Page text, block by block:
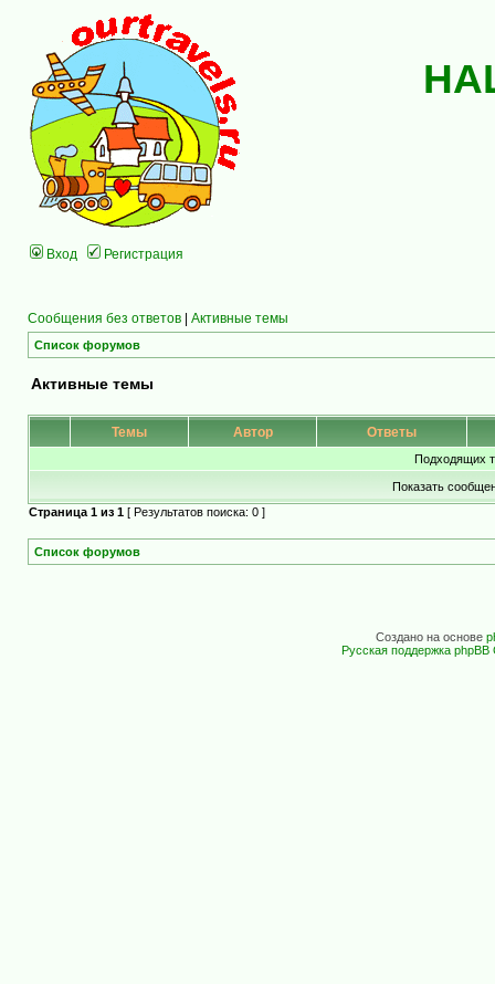
Вход Регистрация
Сообщения без ответов | Активные темы
Список форумов
Активные темы
Темы Автор Ответы
Подходящих
Показать
Страница 1 из 1 [ Результатов поиска: 0 ]
Список форумов
Создано на основе
Русская поддержка phpBB